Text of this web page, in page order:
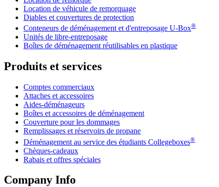
Location de véhicule de remorquage
Diables et couvertures de protection
Conteneurs de déménagement et d'entreposage U-Box®
Unités de libre-entreposage
Boîtes de déménagement réutilisables en plastique
Produits et services
Comptes commerciaux
Attaches et accessoires
Aides-déménageurs
Boîtes et accessoires de déménagement
Couverture pour les dommages
Remplissages et réservoirs de propane
Déménagement au service des étudiants Collegeboxes®
Chèques-cadeaux
Rabais et offres spéciales
Company Info